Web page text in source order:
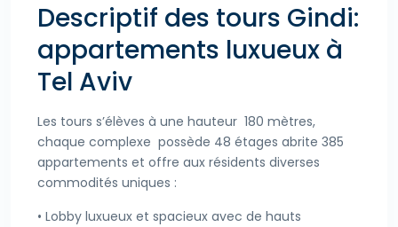
Descriptif des tours Gindi:
appartements luxueux à
Tel Aviv
Les tours s’élèves à une hauteur 180 mètres,
chaque complexe possède 48 étages abrite 385
appartements et offre aux résidents diverses
commodités uniques :
• Lobby luxueux et spacieux avec de hauts